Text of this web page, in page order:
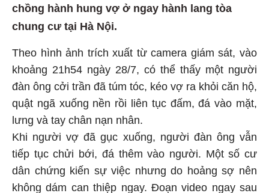
chồng hành hung vợ ở ngay hành lang tòa
chung cư tại Hà Nội.
Theo hình ảnh trích xuất từ camera giám sát, vào
khoảng 21h54 ngày 28/7, có thể thấy một người
đàn ông cởi trần đã túm tóc, kéo vợ ra khỏi căn hộ,
quật ngã xuống nền rồi liên tục đấm, đá vào mặt,
lưng và tay chân nạn nhân.
Khi người vợ đã gục xuống, người đàn ông vẫn
tiếp tục chửi bới, đá thêm vào người. Một số cư
dân chứng kiến sự việc nhưng do hoảng sợ nên
không dám can thiệp ngay. Đoạn video ngay sau